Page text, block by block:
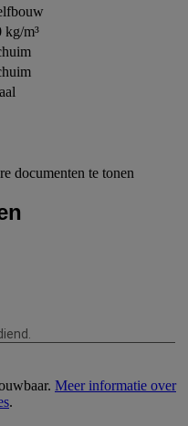
kg/m³
documenten te tonen
Meer informatie over
.